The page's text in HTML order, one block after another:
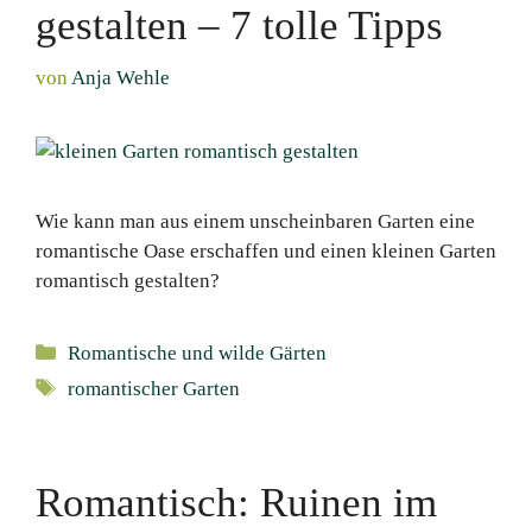
gestalten – 7 tolle Tipps
von Anja Wehle
Wie kann man aus einem unscheinbaren Garten eine
romantische Oase erschaffen und einen kleinen Garten
romantisch gestalten?
Kategorien
Romantische und wilde Gärten
Schlagwörter
romantischer Garten
Romantisch: Ruinen im